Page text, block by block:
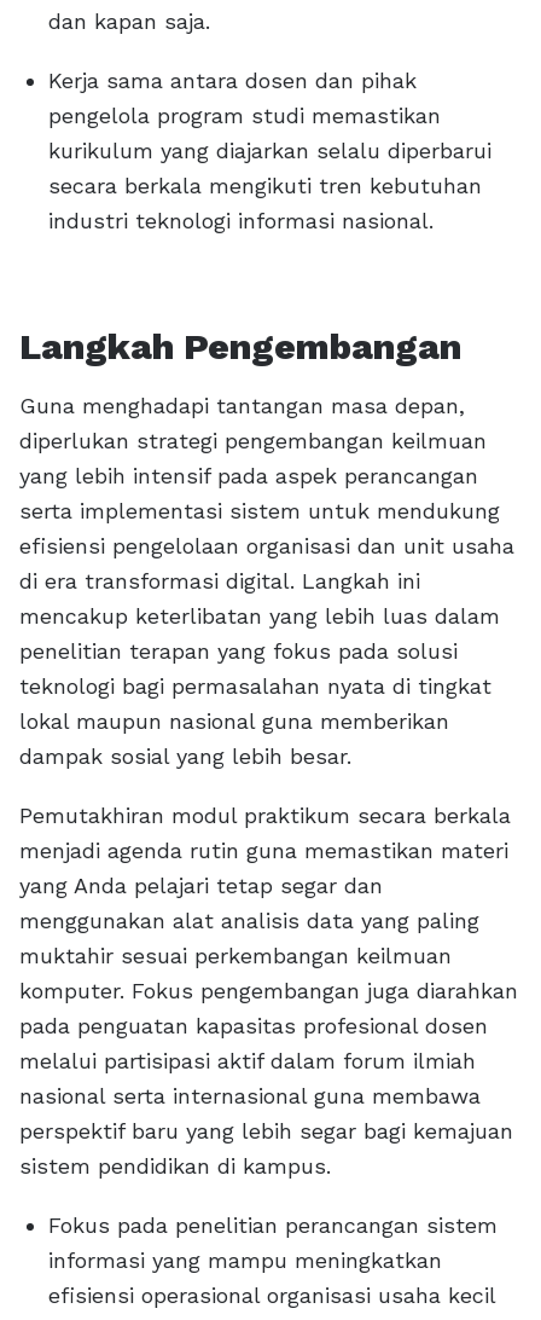
dan kapan saja.
Kerja sama antara dosen dan pihak
pengelola program studi memastikan
kurikulum yang diajarkan selalu diperbarui
secara berkala mengikuti tren kebutuhan
industri teknologi informasi nasional.
Langkah Pengembangan
Guna menghadapi tantangan masa depan,
diperlukan strategi pengembangan keilmuan
yang lebih intensif pada aspek perancangan
serta implementasi sistem untuk mendukung
efisiensi pengelolaan organisasi dan unit usaha
di era transformasi digital. Langkah ini
mencakup keterlibatan yang lebih luas dalam
penelitian terapan yang fokus pada solusi
teknologi bagi permasalahan nyata di tingkat
lokal maupun nasional guna memberikan
dampak sosial yang lebih besar.
Pemutakhiran modul praktikum secara berkala
menjadi agenda rutin guna memastikan materi
yang Anda pelajari tetap segar dan
menggunakan alat analisis data yang paling
muktahir sesuai perkembangan keilmuan
komputer. Fokus pengembangan juga diarahkan
pada penguatan kapasitas profesional dosen
melalui partisipasi aktif dalam forum ilmiah
nasional serta internasional guna membawa
perspektif baru yang lebih segar bagi kemajuan
sistem pendidikan di kampus.
Fokus pada penelitian perancangan sistem
informasi yang mampu meningkatkan
efisiensi operasional organisasi usaha kecil